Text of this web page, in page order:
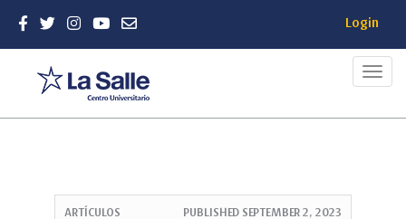
Login
ARTÍCULOS PUBLISHED SEPTEMBER 2, 2023